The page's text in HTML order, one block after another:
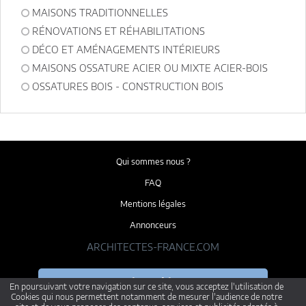
MAISONS TRADITIONNELLES
RÉNOVATIONS ET RÉHABILITATIONS
DÉCO ET AMÉNAGEMENTS INTÉRIEURS
MAISONS OSSATURE ACIER OU MIXTE ACIER-BOIS
OSSATURES BOIS - CONSTRUCTION BOIS
Qui sommes nous ?
FAQ
Mentions légales
Annonceurs
ARCHITECTES-FRANCE.COM
Je suis architecte
je veux présenter mes projets
En poursuivant votre navigation sur ce site, vous acceptez l'utilisation de
Cookies qui nous permettent notamment de mesurer l'audience de notre